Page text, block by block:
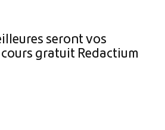
seront vos
gratuit Redactium